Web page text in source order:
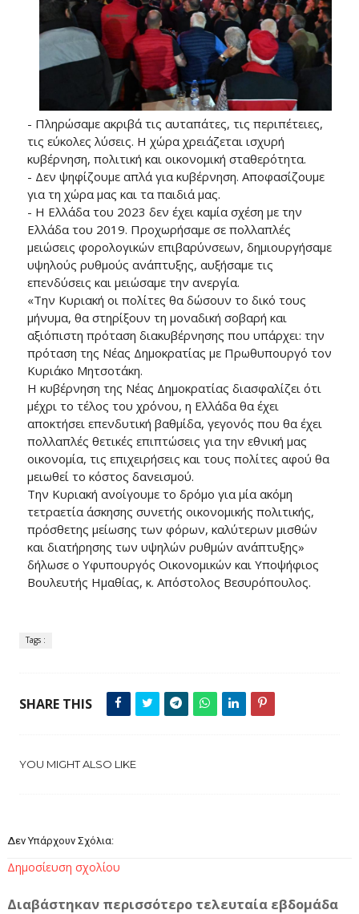
- Πληρώσαμε ακριβά τις αυταπάτες, τις περιπέτειες,
τις εύκολες λύσεις. Η χώρα χρειάζεται ισχυρή
κυβέρνηση, πολιτική και οικονομική σταθερότητα.
- Δεν ψηφίζουμε απλά για κυβέρνηση. Αποφασίζουμε
για τη χώρα μας και τα παιδιά μας.
- Η Ελλάδα του 2023 δεν έχει καμία σχέση με την
Ελλάδα του 2019. Προχωρήσαμε σε πολλαπλές
μειώσεις φορολογικών επιβαρύνσεων, δημιουργήσαμε
υψηλούς ρυθμούς ανάπτυξης, αυξήσαμε τις
επενδύσεις και μειώσαμε την ανεργία.
«Την Κυριακή οι πολίτες θα δώσουν το δικό τους
μήνυμα, θα στηρίξουν τη μοναδική σοβαρή και
αξιόπιστη πρόταση διακυβέρνησης που υπάρχει: την
πρόταση της Νέας Δημοκρατίας με Πρωθυπουργό τον
Κυριάκο Μητσοτάκη.
Η κυβέρνηση της Νέας Δημοκρατίας διασφαλίζει ότι
μέχρι το τέλος του χρόνου, η Ελλάδα θα έχει
αποκτήσει επενδυτική βαθμίδα, γεγονός που θα έχει
πολλαπλές θετικές επιπτώσεις για την εθνική μας
οικονομία, τις επιχειρήσεις και τους πολίτες αφού θα
μειωθεί το κόστος δανεισμού.
Την Κυριακή ανοίγουμε το δρόμο για μία ακόμη
τετραετία άσκησης συνετής οικονομικής πολιτικής,
πρόσθετης μείωσης των φόρων, καλύτερων μισθών
και διατήρησης των υψηλών ρυθμών ανάπτυξης»
δήλωσε ο Υφυπουργός Οικονομικών και Υποψήφιος
Βουλευτής Ημαθίας, κ. Απόστολος Βεσυρόπουλος.
Tags :
SHARE THIS
YOU MIGHT ALSO LIKE
Δεν Υπάρχουν Σχόλια:
Δημοσίευση σχολίου
Διαβάστηκαν περισσότερο τελευταία εβδομάδα